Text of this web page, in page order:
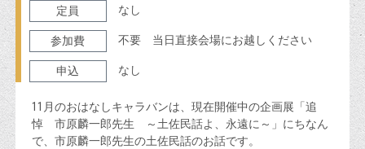
定員 なし
参加費 不要 当日直接会場にお越しください
申込 なし
11月のおはなしキャラバンは、現在開催中の企画展「追
悼 市原麟一郎先生 ～土佐民話よ、永遠に～」にちなん
で、市原麟一郎先生の土佐民話のお話です。